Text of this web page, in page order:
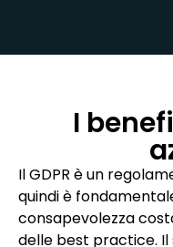
I
Il GDPR è un
quindi è
consapevolezza
delle best practice. Il